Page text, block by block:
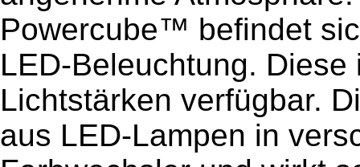
Powercube™ befindet
LED-Beleuchtung.
Lichtstärken verfügbar.
aus LED-Lampen in